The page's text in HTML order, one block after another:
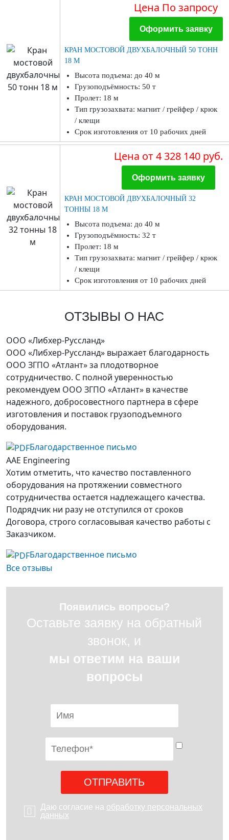
Цена По запросу
Оформить заявку
КРАН МОСТОВОЙ ДВУХБАЛОЧНЫЙ 50 ТОНН
18 М
Высота подъема: до 40 м
Грузоподъёмность: 50 т
Пролет: 18 м
Тип грузозахвата: магнит / грейфер / крюк
/ клещи
Срок изготовления от 10 рабочих дней
Цена от 4 328 140 руб.
Оформить заявку
КРАН МОСТОВОЙ ДВУХБАЛОЧНЫЙ 32
ТОННЫ 18 М
Высота подъема: до 40 м
Грузоподъёмность: 32 т
Пролет: 18 м
Тип грузозахвата: магнит / грейфер / крюк
/ клещи
Срок изготовления от 10 рабочих дней
ОТЗЫВЫ О НАС
ООО «Либхер-Руссланд»
ООО «Либхер-Руссланд» выражает благодарность
ООО ЗГПО «Атлант» за плодотворное
сотрудничество. C полной уверенностью
рекомендуем ООО ЗГПО «Атлант» в качестве
надежного, добросовестного партнера в сфере
изготовления и поставок грузоподъемного
оборудования.
Благодарственное письмо
AAE Engineering
Хотим отметить, что качество поставленного
оборудования на протяжении совместного
сотрудничества остается надлежащего качества.
Подрядчик ни разу не отступился от сроков
Договора, строго согласовывая качество работы с
Заказчиком.
Благодарственное письмо
Все отзывы
Появились вопросы?
Оставьте заявку на обратный
звонок, и
мы ответим на ваши
вопросы
Даю согласие на обработку персональных
данных